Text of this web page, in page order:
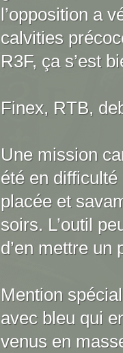
l’opposition a
calvities
R3F, ça s’est
Finex, RTB,
Une mission
été en
placée et
soirs. L’outil
d’en mettre un
Mention
avec bleu qui
venus en